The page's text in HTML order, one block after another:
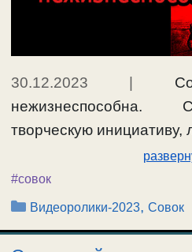
30.12.2023 |
нежизнеспособна.
творческую
#совок
Рубрики
Видеоролики-2023,Совок